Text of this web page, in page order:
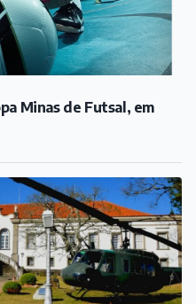
Minas de Futsal, em